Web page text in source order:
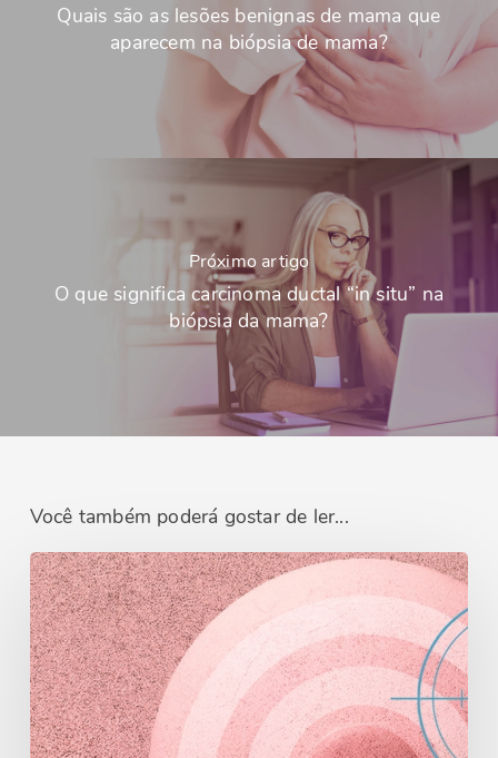
Quais são as lesões benignas de mama que
aparecem na biópsia de mama?
Próximo artigo
O que significa carcinoma ductal “in situ” na
biópsia da mama?
Você também poderá gostar de ler...